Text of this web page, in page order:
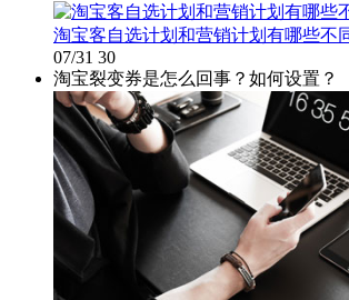
淘宝客自选计划和营销计划有哪些不
07/31 30
淘宝裂变券是怎么回事？如何设置？